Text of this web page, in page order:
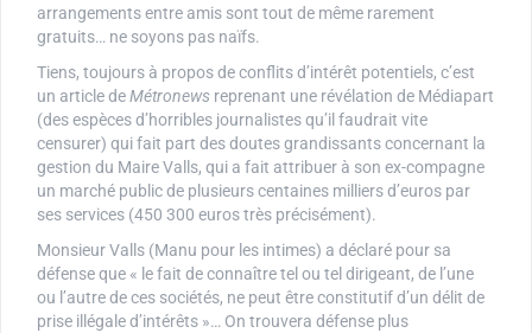
arrangements entre amis sont tout de même rarement
gratuits… ne soyons pas naïfs.
Tiens, toujours à propos de conflits d’intérêt potentiels, c’est
un article deMétronews reprenant une révélation de Médiapart
(des espèces d’horribles journalistes qu’il faudrait vite
censurer) qui fait part des doutes grandissants concernant la
gestion du Maire Valls, qui a fait attribuer à son ex-compagne
un marché public de plusieurs centaines milliers d’euros par
ses services (450 300 euros très précisément).
Monsieur Valls (Manu pour les intimes) a déclaré pour sa
défense que « le fait de connaître tel ou tel dirigeant, de l’une
ou l’autre de ces sociétés, ne peut être constitutif d’un délit de
prise illégale d’intérêts »… On trouvera défense plus